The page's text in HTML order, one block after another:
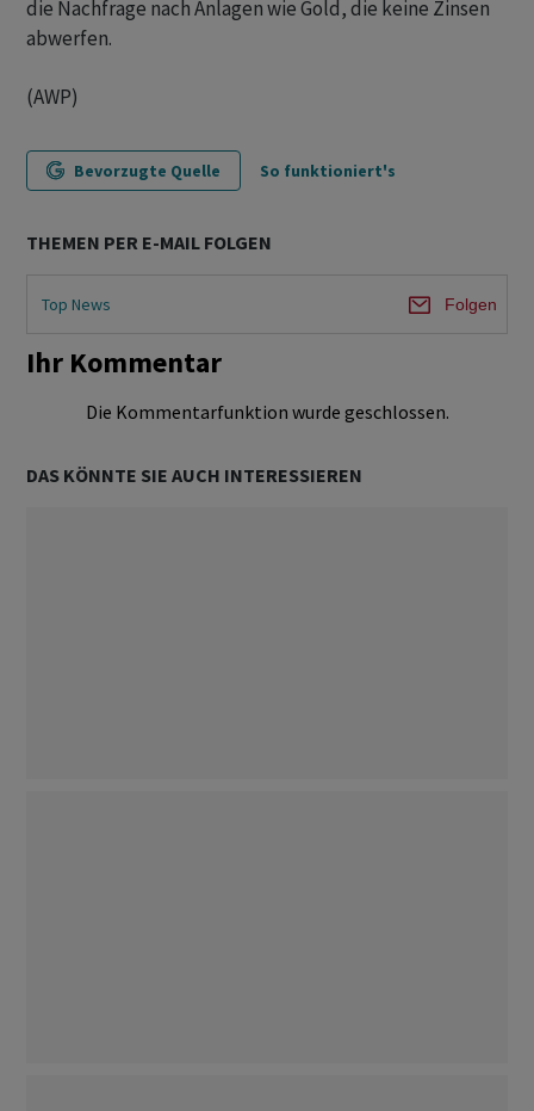
die Nachfrage nach Anlagen wie Gold, die keine Zinsen
abwerfen.
(AWP)
Bevorzugte Quelle So funktioniert's
THEMEN PER E-MAIL FOLGEN
Top News Folgen
Ihr Kommentar
Die Kommentarfunktion wurde geschlossen.
DAS KÖNNTE SIE AUCH INTERESSIEREN